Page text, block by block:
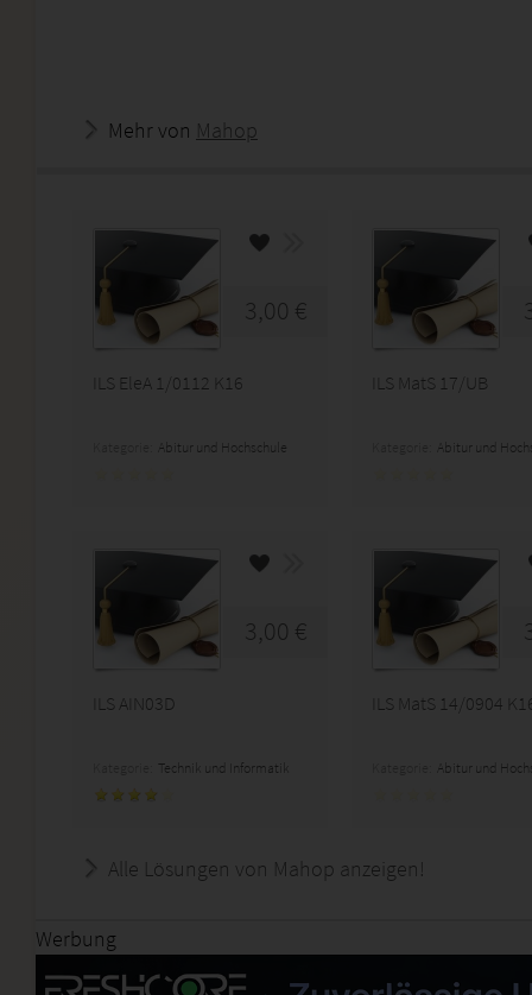
Mehr von Mahop
3,00 €
ILS EleA 1/0112 K16
Abitur und Hochschule
ILS MatS 17/UB
Abitur und
3,00 €
ILS AIN03D
Technik und Informatik
ILS MatS 14/0904
Abitur und
Alle Lösungen von Mahop anzeigen!
Werbung